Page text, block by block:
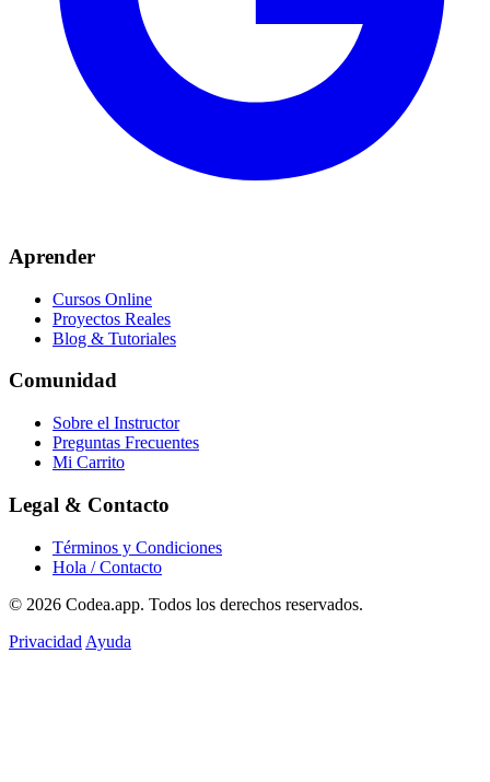
Aprender
Cursos Online
Proyectos Reales
Blog & Tutoriales
Comunidad
Sobre el Instructor
Preguntas Frecuentes
Mi Carrito
Legal & Contacto
Términos y Condiciones
Hola / Contacto
© 2026 Codea.app. Todos los derechos reservados.
Privacidad Ayuda